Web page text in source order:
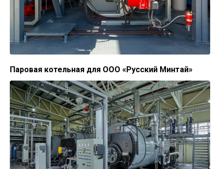
Паровая котельная для ООО «Русский Минтай»